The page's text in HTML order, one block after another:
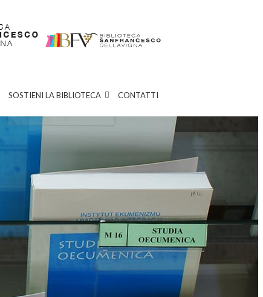
SOSTIENI LA BIBLIOTECA CONTATTI